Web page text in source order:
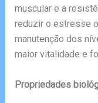
muscular e a
reduzir o estresse
manutenção dos
maior vitalidade e
Propriedades